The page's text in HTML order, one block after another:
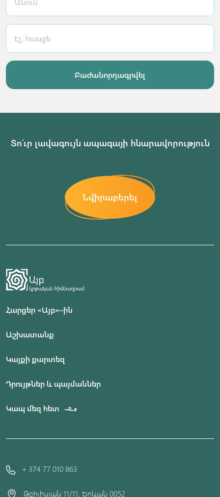
Բաժանորդագրվել
Տո՛ւր լավագույն ապագայի հնարավորություն
Նվիրաբերել
Հարցեր «Այբ»–ին
Աշխատանք
Կայքի քարտեզ
Դրույթներ և պայմաններ
Կապ մեզ հետ
+ 374 77 010 863
Թբիլիսյան 11/11, Երևան 0052